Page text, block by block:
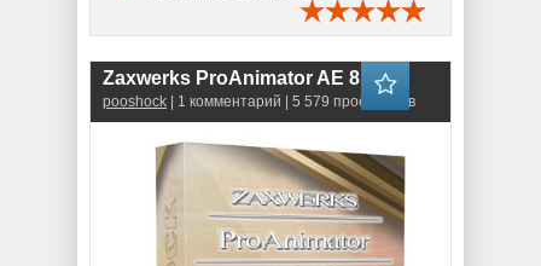
Zaxwerks ProAnimator AE 8.0.2
pooshock | 1 комментарий | 5 579 просмотров